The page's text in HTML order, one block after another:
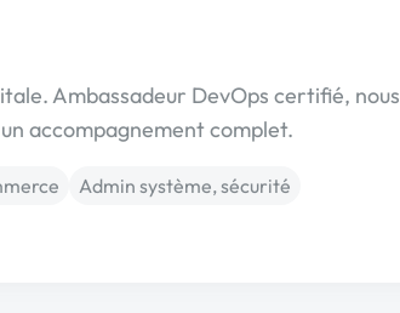
Ambassadeur DevOps certifié, nous
accompagnement complet.
Admin système, sécurité